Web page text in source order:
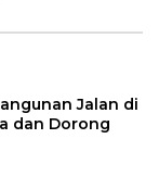
Jalan di
dan Dorong